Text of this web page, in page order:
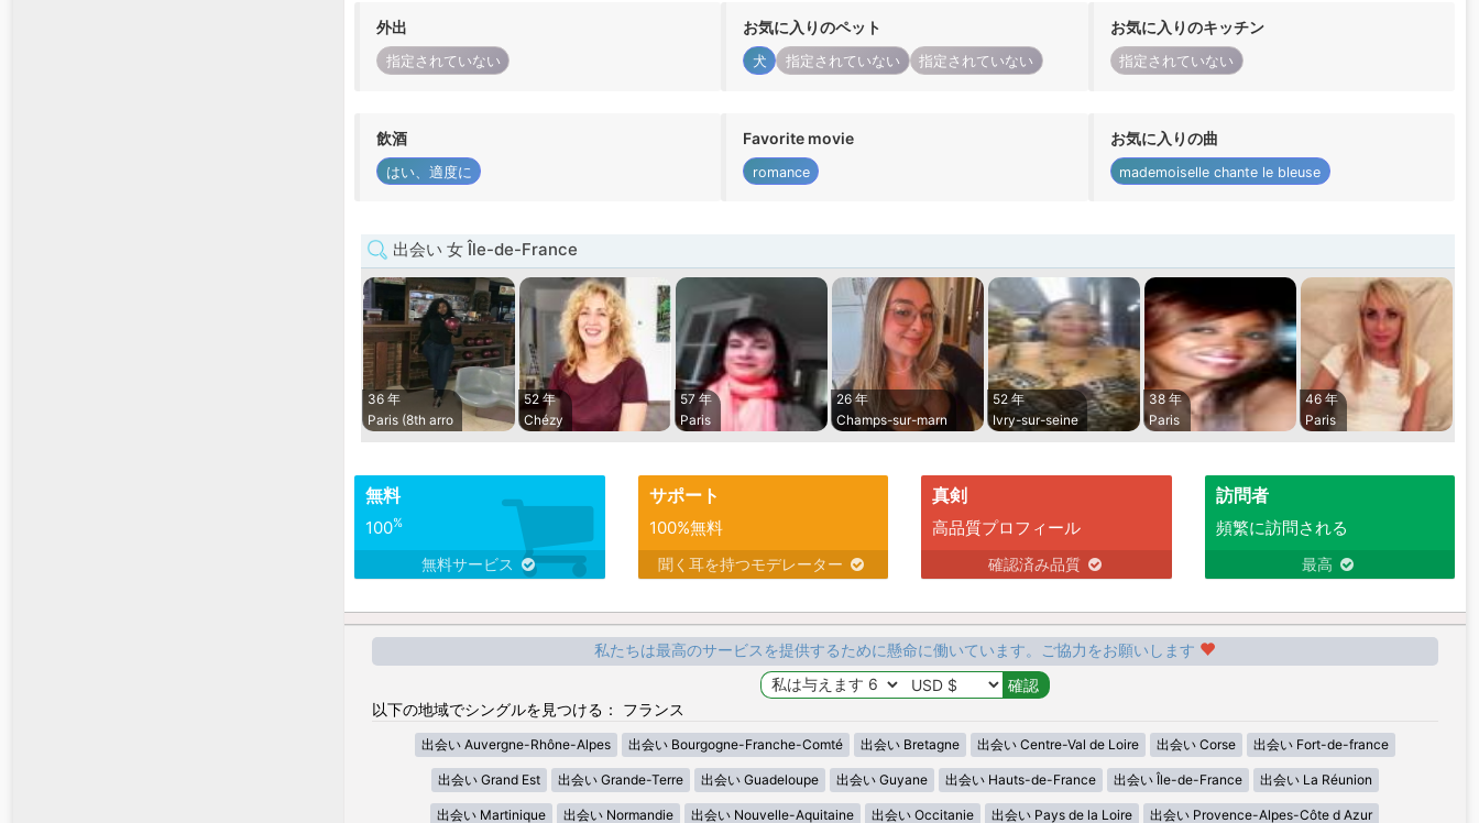
外出
指定されていない
お気に入りのペット
犬 指定されていない 指定されていない
お気に入りのキッチン
指定されていない
飲酒
はい、適度に
Favorite movie
romance
お気に入りの曲
mademoiselle chante le bleuse
出会い 女 Île-de-France
36 年
Paris (8th arro
52 年
Chézy
57 年
Paris
26 年
Champs-sur-marn
52 年
Ivry-sur-seine
38 年
Paris
46 年
Paris
無料
100%
無料サービス
サポート
100%無料
聞く耳を持つモデレーター
真剣
高品質プロフィール
確認済み品質
訪問者
頻繁に訪問される
最高
私たちは最高のサービスを提供するために懸命に働いています。ご協力をお願いします
以下の地域でシングルを見つける： フランス
出会い Auvergne-Rhône-Alpes 出会い Bourgogne-Franche-Comté 出会い Bretagne 出会い Centre-Val de Loire 出会い Corse 出会い Fort-de-france
出会い Grand Est 出会い Grande-Terre 出会い Guadeloupe 出会い Guyane 出会い Hauts-de-France 出会い Île-de-France 出会い La Réunion
出会い Martinique 出会い Normandie 出会い Nouvelle-Aquitaine 出会い Occitanie 出会い Pays de la Loire 出会い Provence-Alpes-Côte d Azur